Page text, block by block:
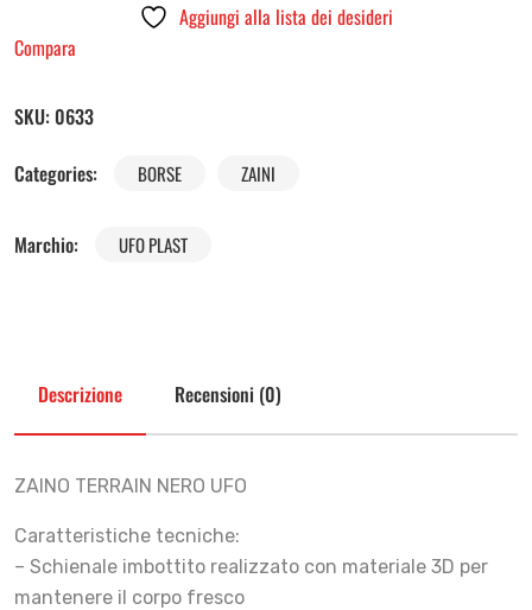
Aggiungi alla lista dei desideri
Compara
SKU: 0633
Categories:
BORSE ZAINI
Marchio: UFO PLAST
Descrizione Recensioni (0)
ZAINO TERRAIN NERO UFO
Caratteristiche tecniche:
– Schienale imbottito realizzato con materiale 3D per
mantenere il corpo fresco